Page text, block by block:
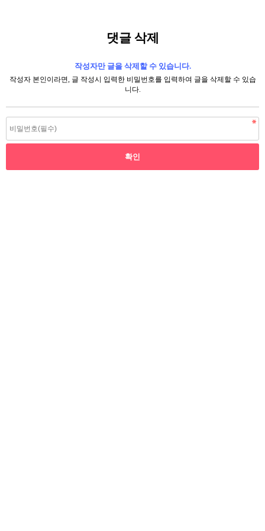
댓글 삭제
작성자만 글을 삭제할 수 있습니다.
작성자 본인이라면, 글 작성시 입력한 비밀번호를 입력하여 글을 삭제할 수 있습
니다.